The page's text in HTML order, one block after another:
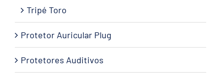
Tripé Toro
Protetor Auricular Plug
Protetores Auditivos